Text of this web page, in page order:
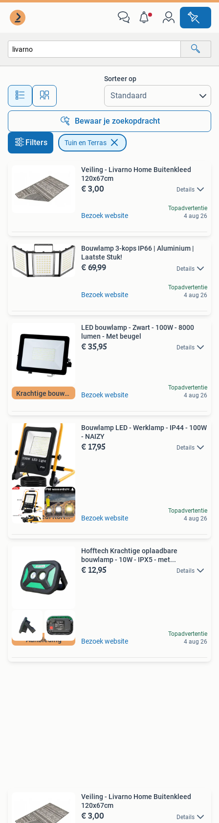
Alle afstanden…
Sorteer op
Bewaar je zoekopdracht
Filters Tuin en Terras
Veiling - Livarno Home Buitenkleed
120x67cm
€ 3,00 Details
Bezoek website
Topadvertentie
4 aug 26
Bouwlamp 3-kops IP66 | Aluminium |
Laatste Stuk!
€ 69,99 Details
Bezoek website
Topadvertentie
4 aug 26
Krachtige bouwlamp
LED bouwlamp - Zwart - 100W - 8000
lumen - Met beugel
€ 35,95 Details
Bezoek website
Topadvertentie
4 aug 26
Retourdeal Korting
Bouwlamp LED - Werklamp - IP44 - 100W
- NAIZY
€ 17,95 Details
Bezoek website
Topadvertentie
4 aug 26
Aanbieding
Hofftech Krachtige oplaadbare
bouwlamp - 10W - IPX5 - met...
€ 12,95 Details
Bezoek website
Topadvertentie
4 aug 26
Veiling - Livarno Home Buitenkleed
120x67cm
€ 3,00 Details